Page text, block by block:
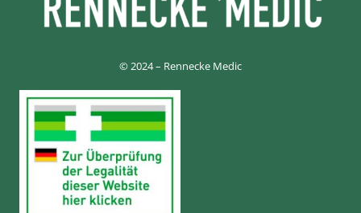
© 2024 – Rennecke Medic